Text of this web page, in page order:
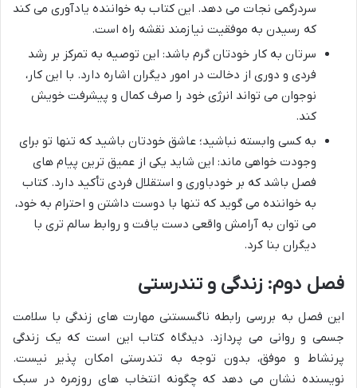
سردرگمی نجات می دهد. این کتاب به خواننده یادآوری می کند
که رسیدن به موفقیت نیازمند نقشه راه است.
سرتان به کار خودتان گرم باشد: این توصیه به تمرکز بر رشد
فردی و دوری از دخالت در امور دیگران اشاره دارد. با این کار،
نوجوان می تواند انرژی خود را صرف کمال و پیشرفت خویش
کند.
به کسی وابسته نباشید؛ عاشق خودتان باشید که تنها تو برای
وجودت خواهی ماند: این شاید یکی از عمیق ترین پیام های
فصل باشد که بر خودباوری و استقلال فردی تأکید دارد. کتاب
به خواننده می گوید که تنها با دوست داشتن و احترام به خود،
می توان به آرامش واقعی دست یافت و روابط سالم تری با
دیگران بنا کرد.
فصل دوم: زندگی و تندرستی
این فصل به بررسی رابطه ناگسستنی مهارت های زندگی با سلامت
جسمی و روانی می پردازد. دیدگاه کتاب این است که یک زندگی
پرنشاط و موفق، بدون توجه به تندرستی امکان پذیر نیست.
نویسنده نشان می دهد که چگونه انتخاب های روزمره در سبک